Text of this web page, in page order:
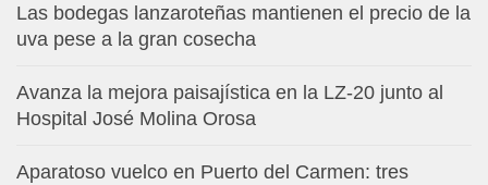
Las bodegas lanzaroteñas mantienen el precio de la
uva pese a la gran cosecha
Avanza la mejora paisajística en la LZ-20 junto al
Hospital José Molina Orosa
Aparatoso vuelco en Puerto del Carmen: tres